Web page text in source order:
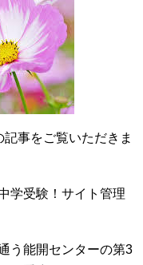
事をご覧いただきま
学受験！サイト管理
う能開センターの第3